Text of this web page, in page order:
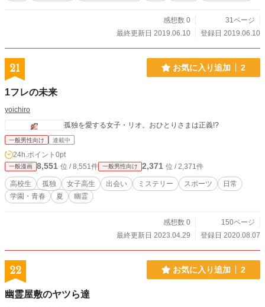
感想数 0
31ページ
最終更新日 2019.06.10
登録日 2019.06.10
21 お気に入り追加 2
1フレの未来
yoichiro
孤独を愛する女子・リオ。おひとりさまは正義!?
一般男性向け 連載中
24h.ポイント 0pt
一般漫画 8,551 位 / 8,551件 一般男性向け 2,371 位 / 2,371件
高校生 孤独 女子高生 出会い ミステリー スポーツ
日常
学園・青春
夏 幽霊
感想数 0
150ページ
最終更新日 2023.04.29
登録日 2020.08.07
22 お気に入り追加 2
幽霊屋敷のヤツら達